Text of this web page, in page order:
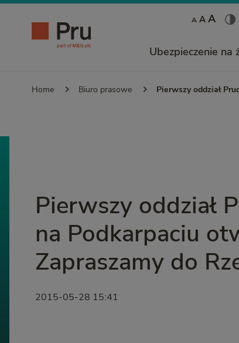
A A A
Ubezpieczenie na
Home Biuro prasowe Pierwszy oddział
Pierwszy oddział
na Podkarpaciu
Zapraszamy do
2015-05-28 15:41